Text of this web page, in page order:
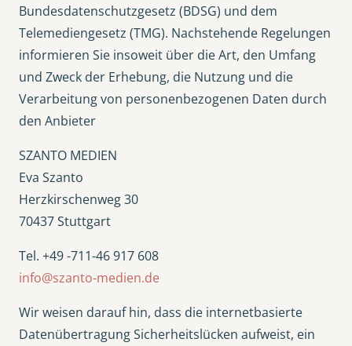
Bundesdatenschutzgesetz (BDSG) und dem
Telemediengesetz (TMG). Nachstehende Regelungen
informieren Sie insoweit über die Art, den Umfang
und Zweck der Erhebung, die Nutzung und die
Verarbeitung von personenbezogenen Daten durch
den Anbieter
SZANTO MEDIEN
Eva Szanto
Herzkirschenweg 30
70437 Stuttgart
Tel. +49 -711-46 917 608
info@szanto-medien.de
Wir weisen darauf hin, dass die internetbasierte
Datenübertragung Sicherheitslücken aufweist, ein